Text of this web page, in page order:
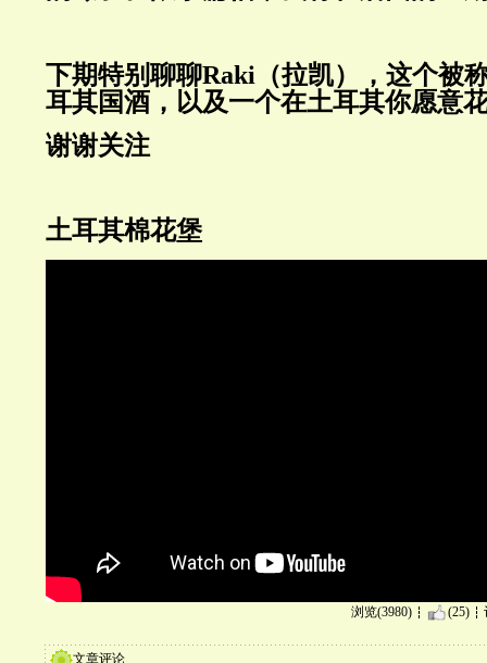
下期特别聊聊Raki （拉凯），这个被
耳其国酒，以及一个在土耳其你愿意
谢谢关注
土耳其棉花堡
浏览(3980) (25)
文章评论